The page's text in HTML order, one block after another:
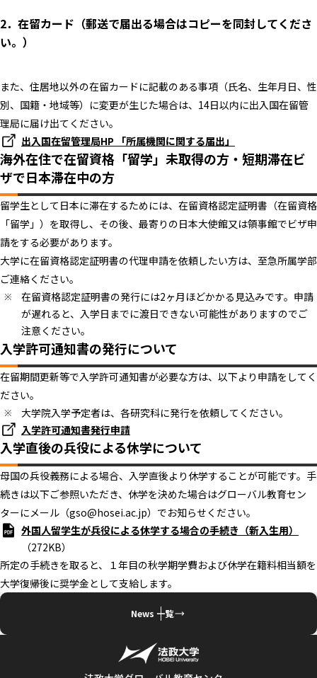
2．在留カード（郵送で届出る場合はコピーを同封してくださ
い。）
また、住居地以外の在留カードに記載のある事項（氏名、生年月日、性
別、国籍・地域等）に変更が生じた場合は、14日以内に出入国在留管
理局に届け出てください。
出入国在留管理局HP 「所属機関に関する届出」
海外在住で在留資格「留学」未取得の方・短期滞在ビ
ザで日本滞在中の方
留学生として日本に滞在するためには、在留資格認定証明書（在留資格
「留学」）を取得し、その後、最寄りの日本大使館又は領事館でビザ申
請をする必要があります。
大学に在留資格認定証明書の代理申請を依頼したい方は、至急所属学部
ご連絡ください。
在留資格認定証明書の発行には2ヶ月ほどかかる見込みです。申請
が遅れると、入学日までに渡日できない可能性がありますのでご
注意ください。
入学許可通知書の発行について
在留期間更新等で入学許可通知書が必要な方は、以下より申請をしてく
ださい。
大学院入学予定者は、各研究科に発行を依頼してください。
入学許可通知書発行申請
入学直後の兵役による休学について
母国の兵役義務による場合、入学直後より休学することが可能です。手
続きは以下ご参照いただき、休学を決めた場合はグローバル教育セン
ターにメール（gso@hosei.ac.jp）でお知らせください。
外国人留学生が兵役による休学する場合の手続き（新入生用）
（272KB）
所定の手続きを取ると、１年目の秋学期学費および休学在籍料相当額を
大学復帰後に奨学金として支給します。
News 一覧